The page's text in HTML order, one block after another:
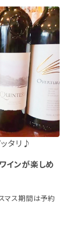
タリ♪
インが楽しめ
マス期間は予約